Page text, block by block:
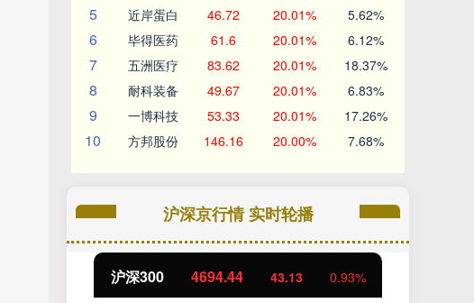
5 近岸蛋白 46.72 20.01% 5.62%
6 毕得医药 61.6 20.01% 6.12%
7 五洲医疗 83.62 20.01% 18.37%
8 耐科装备 49.67 20.01% 6.83%
9 一博科技 53.33 20.01% 17.26%
10 方邦股份 146.16 20.00% 7.68%
沪深京行情 实时轮播
沪深300 4694.44 43.13 0.93%